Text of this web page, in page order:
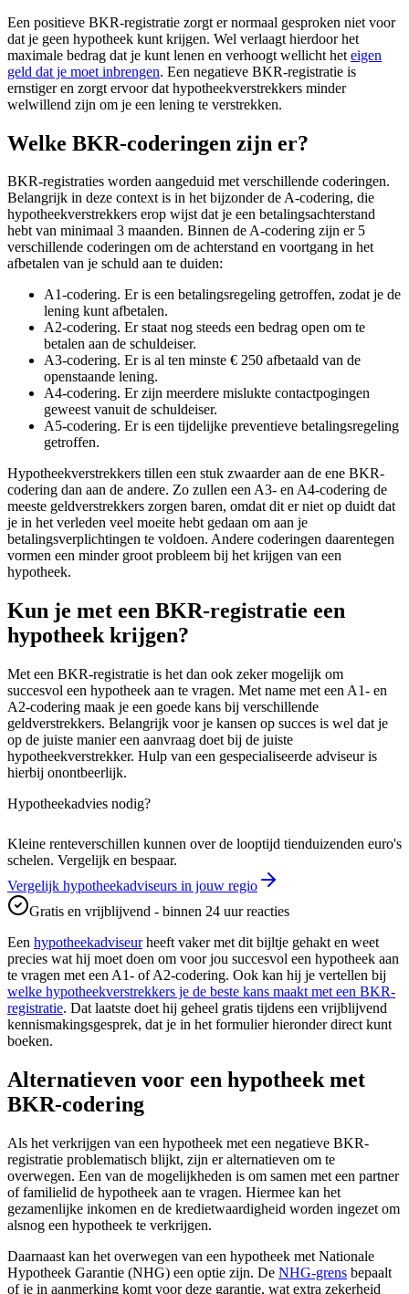
Een positieve BKR-registratie zorgt er normaal gesproken niet voor
dat je geen hypotheek kunt krijgen. Wel verlaagt hierdoor het
maximale bedrag dat je kunt lenen en verhoogt wellicht het eigen
geld dat je moet inbrengen. Een negatieve BKR-registratie is
ernstiger en zorgt ervoor dat hypotheekverstrekkers minder
welwillend zijn om je een lening te verstrekken.
Welke BKR-coderingen zijn er?
BKR-registraties worden aangeduid met verschillende coderingen.
Belangrijk in deze context is in het bijzonder de A-codering, die
hypotheekverstrekkers erop wijst dat je een betalingsachterstand
hebt van minimaal 3 maanden. Binnen de A-codering zijn er 5
verschillende coderingen om de achterstand en voortgang in het
afbetalen van je schuld aan te duiden:
A1-codering. Er is een betalingsregeling getroffen, zodat je de
lening kunt afbetalen.
A2-codering. Er staat nog steeds een bedrag open om te
betalen aan de schuldeiser.
A3-codering. Er is al ten minste € 250 afbetaald van de
openstaande lening.
A4-codering. Er zijn meerdere mislukte contactpogingen
geweest vanuit de schuldeiser.
A5-codering. Er is een tijdelijke preventieve betalingsregeling
getroffen.
Hypotheekverstrekkers tillen een stuk zwaarder aan de ene BKR-
codering dan aan de andere. Zo zullen een A3- en A4-codering de
meeste geldverstrekkers zorgen baren, omdat dit er niet op duidt dat
je in het verleden veel moeite hebt gedaan om aan je
betalingsverplichtingen te voldoen. Andere coderingen daarentegen
vormen een minder groot probleem bij het krijgen van een
hypotheek.
Kun je met een BKR-registratie een
hypotheek krijgen?
Met een BKR-registratie is het dan ook zeker mogelijk om
succesvol een hypotheek aan te vragen. Met name met een A1- en
A2-codering maak je een goede kans bij verschillende
geldverstrekkers. Belangrijk voor je kansen op succes is wel dat je
op de juiste manier een aanvraag doet bij de juiste
hypotheekverstrekker. Hulp van een gespecialiseerde adviseur is
hierbij onontbeerlijk.
Hypotheekadvies nodig?
Kleine renteverschillen kunnen over de looptijd tienduizenden euro's
schelen. Vergelijk en bespaar.
Vergelijk hypotheekadviseurs in jouw regio
Gratis en vrijblijvend - binnen 24 uur reacties
Een hypotheekadviseurheeft vaker met dit bijltje gehakt en weet
precies wat hij moet doen om voor jou succesvol een hypotheek aan
te vragen met een A1- of A2-codering. Ook kan hij je vertellen bij
welke hypotheekverstrekkers je de beste kans maakt met een BKR-
registratie. Dat laatste doet hij geheel gratis tijdens een vrijblijvend
kennismakingsgesprek, dat je in het formulier hieronder direct kunt
boeken.
Alternatieven voor een hypotheek met
BKR-codering
Als het verkrijgen van een hypotheek met een negatieve BKR-
registratie problematisch blijkt, zijn er alternatieven om te
overwegen. Een van de mogelijkheden is om samen met een partner
of familielid de hypotheek aan te vragen. Hiermee kan het
gezamenlijke inkomen en de kredietwaardigheid worden ingezet om
alsnog een hypotheek te verkrijgen.
Daarnaast kan het overwegen van een hypotheek met Nationale
Hypotheek Garantie (NHG) een optie zijn. De NHG-grens bepaalt
of je in aanmerking komt voor deze garantie, wat extra zekerheid